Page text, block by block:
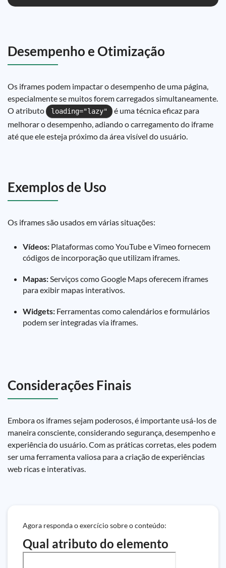
Desempenho e Otimização
Os iframes podem impactar o desempenho de uma página,
especialmente se muitos forem carregados simultaneamente.
O atributo
loading="lazy"
é uma técnica eficaz para
melhorar o desempenho, adiando o carregamento do iframe
até que ele esteja próximo da área visível do usuário.
Exemplos de Uso
Os iframes são usados em várias situações:
Vídeos: Plataformas como YouTube e Vimeo fornecem
códigos de incorporação que utilizam iframes.
Mapas:Serviços como Google Maps oferecem iframes
para exibir mapas interativos.
Widgets: Ferramentas como calendários e formulários
podem ser integradas via iframes.
Considerações Finais
Embora os iframes sejam poderosos, é importante usá-los de
maneira consciente, considerando segurança, desempenho e
experiência do usuário. Com as práticas corretas, eles podem
ser uma ferramenta valiosa para a criação de experiências
web ricas e interativas.
Agora responda o exercício sobre o conteúdo:
Qual atributo do elemento